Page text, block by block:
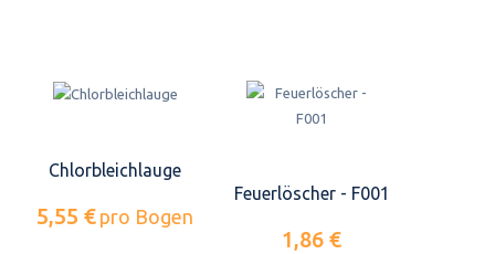
Chlorbleichlauge
5,55 € pro Bogen
Feuerlöscher - F001
1,86 €